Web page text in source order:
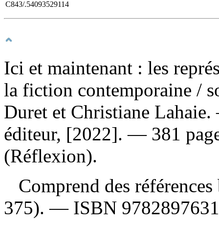
C843/.54093529114
Ici et maintenant : les
la fiction contemporaine /
Duret et Christiane
éditeur, [2022]. — 381
(Réflexion).
Comprend des
375). — ISBN